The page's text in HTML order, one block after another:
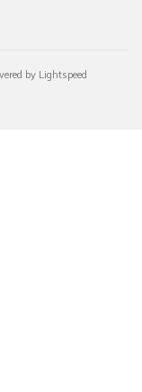
by Lightspeed